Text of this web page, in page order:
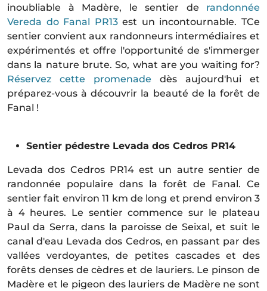
inoubliable à Madère, le sentier de randonnée
Vereda do Fanal PR13est un incontournable. TCe
sentier convient aux randonneurs intermédiaires et
expérimentés et offre l'opportunité de s'immerger
dans la nature brute. So, what are you waiting for?
Réservez cette promenade dès aujourd'hui et
préparez-vous à découvrir la beauté de la forêt de
Fanal !
Sentier pédestre Levada dos Cedros PR14
Levada dos Cedros PR14 est un autre sentier de
randonnée populaire dans la forêt de Fanal. Ce
sentier fait environ 11 km de long et prend environ 3
à 4 heures. Le sentier commence sur le plateau
Paul da Serra, dans la paroisse de Seixal, et suit le
canal d'eau Levada dos Cedros, en passant par des
vallées verdoyantes, de petites cascades et des
forêts denses de cèdres et de lauriers. Le pinson de
Madère et le pigeon des lauriers de Madère ne sont